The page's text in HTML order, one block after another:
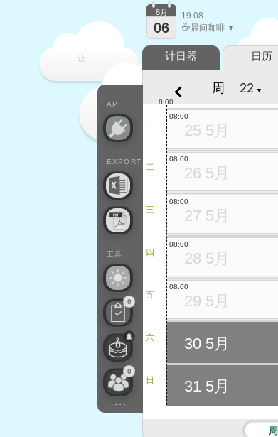
让
每一天
API
EXPORT
工具
0
0
...
8月
06
19:08
☕晨间咖啡 ▼
计日器 日历
周
周 ▼
一
二
三
四
五
六
日
8:00
25 5月
08:00
26 5月
08:00
27 5月
08:00
28 5月
08:00
29 5月
08:00
30 5月
31 5月